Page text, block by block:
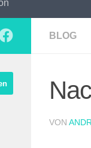
BLOG
VON